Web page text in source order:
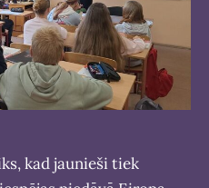
kad jaunieši tiek